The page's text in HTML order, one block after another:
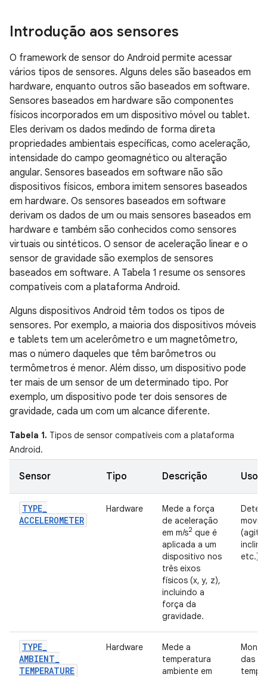
Introdução aos sensores
O framework de sensor do Android permite acessar
vários tipos de sensores. Alguns deles são baseados em
hardware, enquanto outros são baseados em software.
Sensores baseados em hardware são componentes
físicos incorporados em um dispositivo móvel ou tablet.
Eles derivam os dados medindo de forma direta
propriedades ambientais específicas, como aceleração,
intensidade do campo geomagnético ou alteração
angular. Sensores baseados em software não são
dispositivos físicos, embora imitem sensores baseados
em hardware. Os sensores baseados em software
derivam os dados de um ou mais sensores baseados em
hardware e também são conhecidos como sensores
virtuais ou sintéticos. O sensor de aceleração linear e o
sensor de gravidade são exemplos de sensores
baseados em software. A Tabela 1 resume os sensores
compatíveis com a plataforma Android.
Alguns dispositivos Android têm todos os tipos de
sensores. Por exemplo, a maioria dos dispositivos móveis
e tablets tem um acelerômetro e um magnetômetro,
mas o número daqueles que têm barômetros ou
termômetros é menor. Além disso, um dispositivo pode
ter mais de um sensor de um determinado tipo. Por
exemplo, um dispositivo pode ter dois sensores de
gravidade, cada um com um alcance diferente.
Tabela 1. Tipos de sensor compatíveis com a plataforma
Android.
Sensor Tipo Descrição Usos
TYPE_
ACCELEROMETER
Hardware
Mede a força
de aceleração
em m/s2 que é
aplicada a um
dispositivo nos
três eixos
físicos (x, y, z),
incluindo a
força da
gravidade.
etc.).
TYPE_
AMBIENT_
TEMPERATURE
Hardware
Mede a
temperatura
ambiente em
das